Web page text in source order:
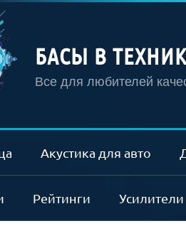
БАСЫ В
Все для любителей
Акустика для авто
Рейтинги Усилители